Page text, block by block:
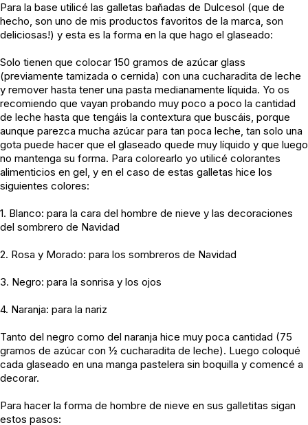
Para la base utilicé las galletas bañadas de Dulcesol (que de
hecho, son uno de mis productos favoritos de la marca, son
deliciosas!) y esta es la forma en la que hago el glaseado:
Solo tienen que colocar 150 gramos de azúcar glass
(previamente tamizada o cernida) con una cucharadita de leche
y remover hasta tener una pasta medianamente líquida. Yo os
recomiendo que vayan probando muy poco a poco la cantidad
de leche hasta que tengáis la contextura que buscáis, porque
aunque parezca mucha azúcar para tan poca leche, tan solo una
gota puede hacer que el glaseado quede muy líquido y que luego
no mantenga su forma. Para colorearlo yo utilicé colorantes
alimenticios en gel, y en el caso de estas galletas hice los
siguientes colores:
1. Blanco: para la cara del hombre de nieve y las decoraciones
del sombrero de Navidad
2. Rosa y Morado: para los sombreros de Navidad
3. Negro: para la sonrisa y los ojos
4. Naranja: para la nariz
Tanto del negro como del naranja hice muy poca cantidad (75
gramos de azúcar con ½ cucharadita de leche). Luego coloqué
cada glaseado en una manga pastelera sin boquilla y comencé a
decorar.
Para hacer la forma de hombre de nieve en sus galletitas sigan
estos pasos: